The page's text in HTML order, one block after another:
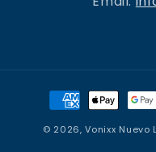
Formas
de
pago
© 2026,Vonixx Nuevo